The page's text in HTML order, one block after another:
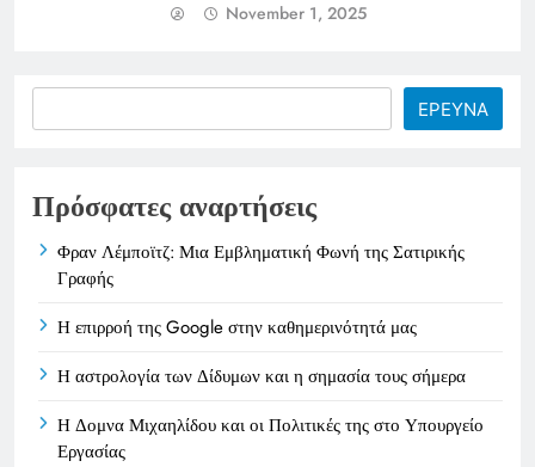
November 1, 2025
ΕΡΕΥΝΑ
Πρόσφατες αναρτήσεις
Φραν Λέμποϊτζ: Μια Εμβληματική Φωνή της Σατιρικής
Γραφής
Η επιρροή της Google στην καθημερινότητά μας
Η αστρολογία των Δίδυμων και η σημασία τους σήμερα
Η Δομνα Μιχαηλίδου και οι Πολιτικές της στο Υπουργείο
Εργασίας